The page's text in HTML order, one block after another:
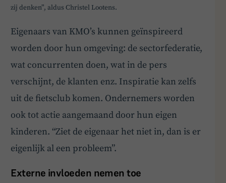
zij denken”, aldus Christel Lootens.
Eigenaars van KMO’s kunnen geïnspireerd
worden door hun omgeving: de sectorfederatie,
wat concurrenten doen, wat in de pers
verschijnt, de klanten enz. Inspiratie kan zelfs
uit de fietsclub komen. Ondernemers worden
ook tot actie aangemaand door hun eigen
kinderen. “Ziet de eigenaar het niet in, dan is er
eigenlijk al een probleem”.
Externe invloeden nemen toe